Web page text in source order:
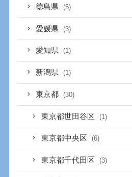
徳島県 (5)
愛媛県 (3)
愛知県 (1)
新潟県 (1)
東京都 (30)
東京都世田谷区 (1)
東京都中央区 (6)
東京都千代田区 (3)